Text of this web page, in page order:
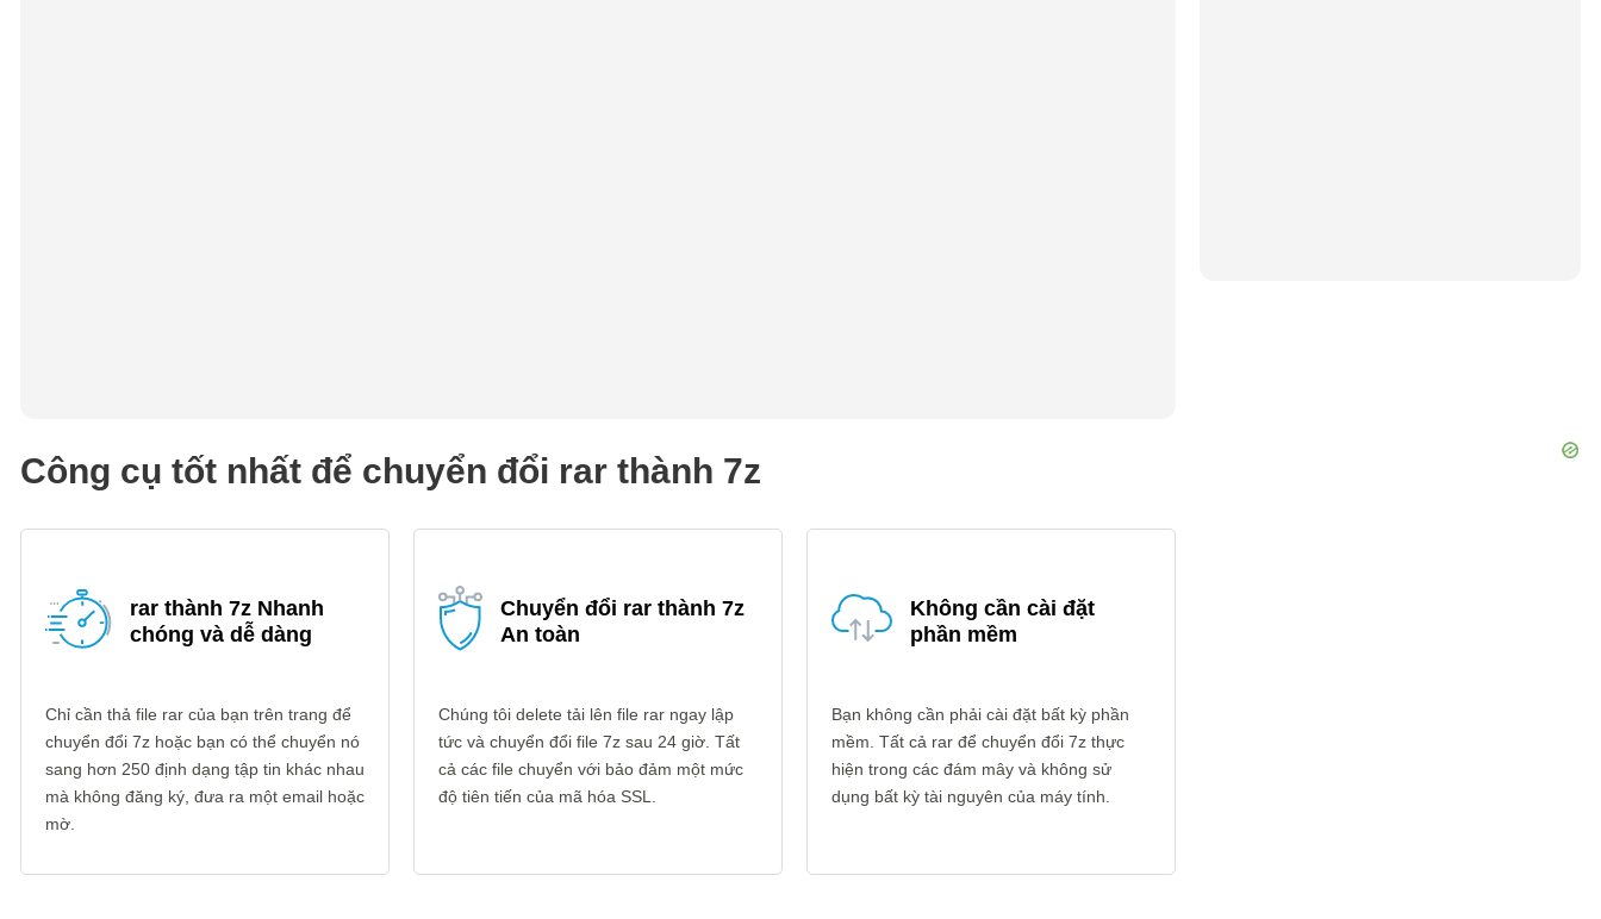
Công cụ tốt nhất để chuyển đổi rar thành 7z
rar thành 7z Nhanh
chóng và dễ dàng
Chỉ cần thả file rar của bạn trên trang để
chuyển đổi 7z hoặc bạn có thể chuyển nó
sang hơn 250 định dạng tập tin khác nhau
mà không đăng ký, đưa ra một email hoặc
mờ.
Chuyển đổi rar thành 7z
An toàn
Chúng tôi delete tải lên file rar ngay lập
tức và chuyển đổi file 7z sau 24 giờ. Tất
cả các file chuyển với bảo đảm một mức
độ tiên tiến của mã hóa SSL.
Không cần cài đặt
phần mềm
Bạn không cần phải cài đặt bất kỳ phần
mềm. Tất cả rar để chuyển đổi 7z thực
hiện trong các đám mây và không sử
dụng bất kỳ tài nguyên của máy tính.